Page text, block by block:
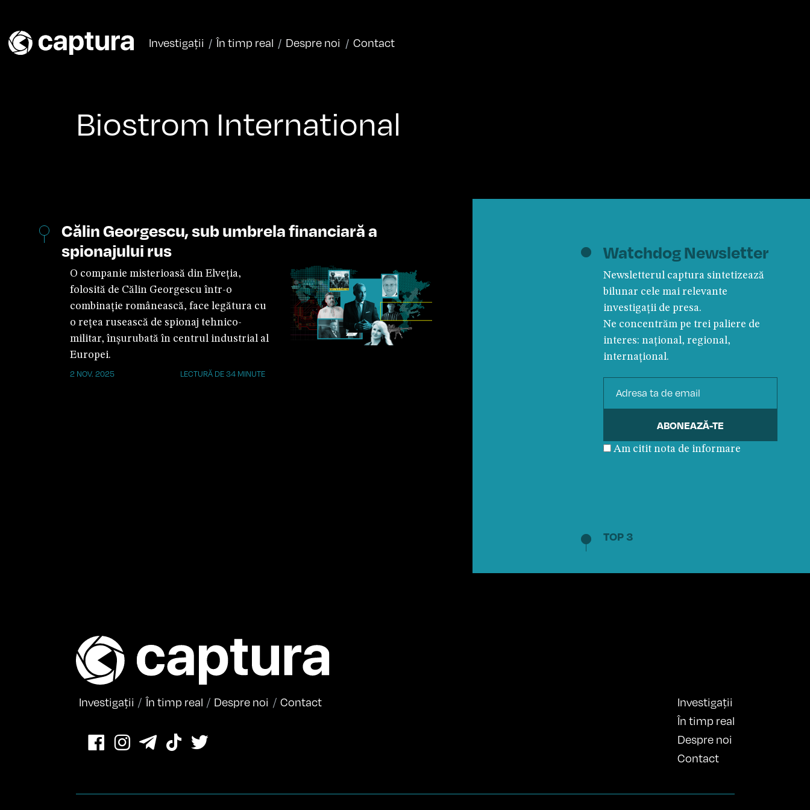
Main Navigation Investigații În timp real Despre noi Contact
Biostrom International
Călin Georgescu, sub umbrela financiară a
spionajului rus
O companie misterioasă din Elveția,
folosită de Călin Georgescu într-o
combinație românească, face legătura cu
o rețea rusească de spionaj tehnico-
militar, înșurubată în centrul industrial al
Europei.
2 NOV. 2025 LECTURĂ DE 34 MINUTE
Watchdog Newsletter
Newsletterul captura sintetizează
bilunar cele mai relevante
investigații de presa.
Ne concentrăm pe trei paliere de
interes: național, regional,
internațional.
Am citit nota de informare
TOP 3
Investigații În timp real Despre noi Contact
Investigații
În timp real
Despre noi
Contact